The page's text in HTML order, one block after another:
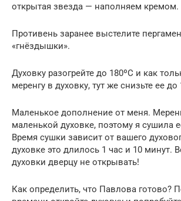
открытая звезда — наполняем кремом.
Противень заранее выстелите
«гнёздышки».
Духовку разогрейте до 180ºС и как
меренгу в духовку, тут же снизьте ее до
Маленькое дополнение от меня.
маленькой духовке, поэтому я сушила
Время сушки зависит от вашего
духовке это длилось 1 час и 10 минут.
духовки дверцу не открывать!
Как определить, что Павлова готово?